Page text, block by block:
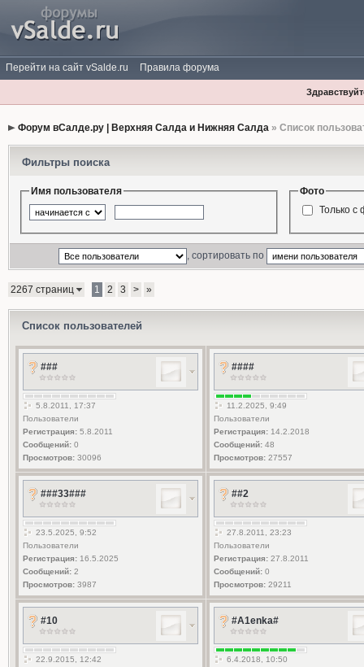
Перейти на сайт vSalde.ru Правила форума
Форум вСалде.ру | Верхняя Салда и Нижняя Салда» Список
Фильтры поиска
Имя пользователя
Фото
Только с
, сортировать по
2267 страниц 1 2 3 > »
Список пользователей
###
5.8.2011, 17:37
Пользователи
Регистрация:5.8.2011
Сообщений:0
Просмотров:30096
####
11.2.2025, 9:49
Пользователи
Регистрация:14.2.2018
Сообщений:48
Просмотров:27557
###33###
23.5.2025, 9:52
Пользователи
Регистрация:16.5.2025
Сообщений:2
Просмотров:3987
##2
27.8.2011, 23:23
Пользователи
Регистрация:27.8.2011
Сообщений:0
Просмотров:29211
#10
22.9.2015, 12:42
#A1enka#
6.4.2018, 10:50